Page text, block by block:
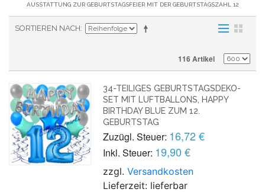
AUSSTATTUNG ZUR GEBURTSTAGSFEIER MIT DER GEBURTSTAGSZAHL 12
SORTIEREN NACH
116 Artikel
34-TEILIGES GEBURTSTAGSDEKO-
SET MIT LUFTBALLONS, HAPPY
BIRTHDAY BLUE ZUM 12.
GEBURTSTAG
Zuzügl. Steuer: 16,72 €
Inkl. Steuer: 19,90 €
zzgl.Versandkosten
Lieferzeit: lieferbar